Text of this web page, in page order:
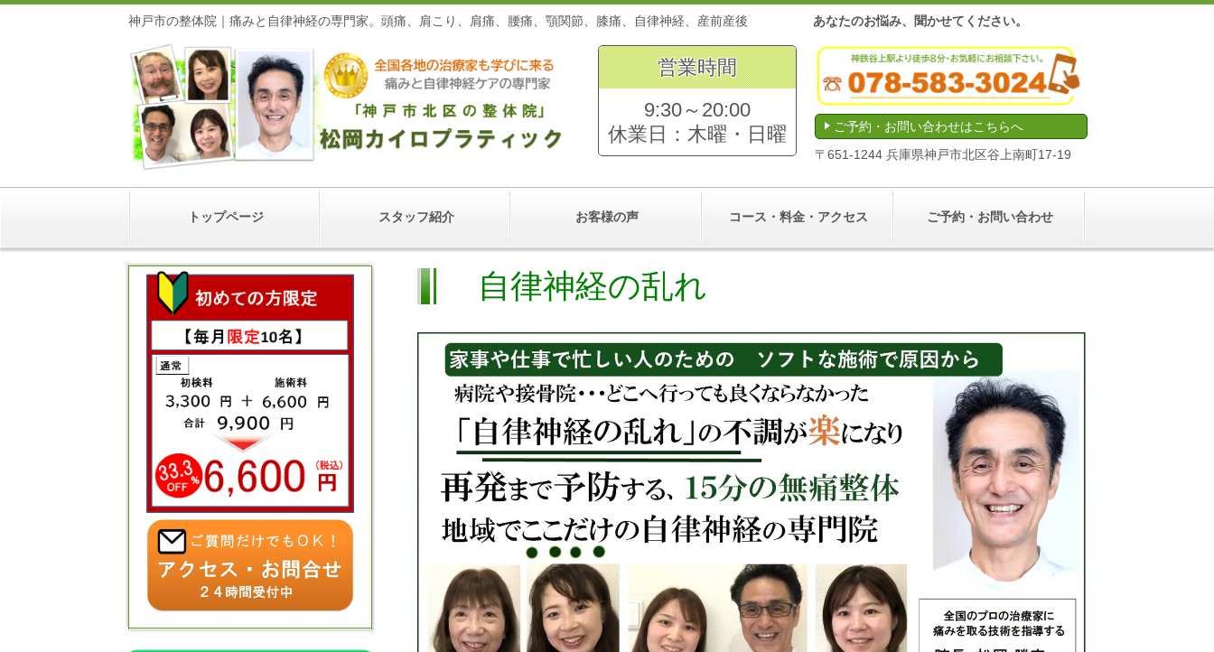
神戸市の整体院｜痛みと自律神経の専門家。頭痛、肩こり、肩痛、腰痛、顎関節、膝痛、自律神経、産前産後 あなたのお悩み、聞かせてください。
営業時間
9:30～20:00
休業日：木曜・日曜
ご予約・お問い合わせはこちらへ
〒 651-1244 兵庫県神戸市北区谷上南町17-19
トップページ スタッフ紹介 お客様の声 コース・料金・アクセス ご予約・お問い合わせ
自律神経の乱れ